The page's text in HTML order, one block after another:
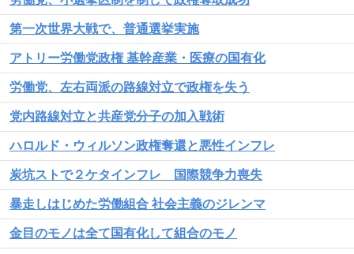
第一次世界大戦で、普通選挙実施
アトリー労働党政権 基幹産業・医療の国有化
労働党、左右両派の路線対立で政権を失う
党内路線対立と共産党分子の加入戦術
ハロルド・ウィルソン政権奪還と悪性インフレ
炭坑ストで２ケタインフレ 国際競争力喪失
暴走しはじめた労働組合 社会主義のジレンマ
金目のモノは全て国有化して組合のモノ